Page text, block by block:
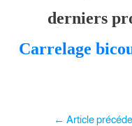
derniers
Carrelage
Navigation
← Article